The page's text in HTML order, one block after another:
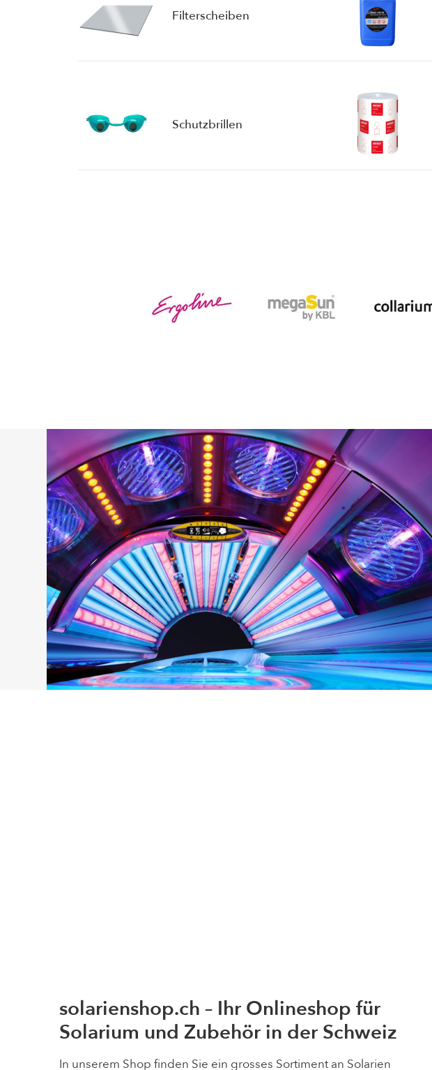
Filterscheiben
Schutzbrillen
solarienshop.ch – Ihr Onlineshop für
Solarium und Zubehör in der Schweiz
In unserem Shop finden Sie ein grosses Sortiment an Solarien